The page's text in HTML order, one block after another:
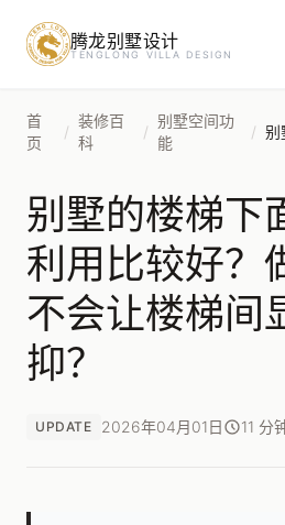
腾龙别墅设计
TENGLONG VILLA DESIGN
首
页
/
装修百
科
/
别墅空间功
能
/
别墅的楼梯下
利用比较好？
不会让楼梯间
抑？
UPDATE 2026年04月01日 11 分
预约设计咨询
姓名*
手机号*
房屋面积（㎡）
立即预约